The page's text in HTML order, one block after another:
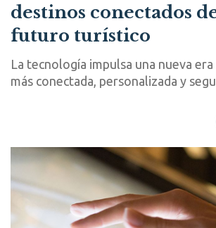
destinos conectados
futuro turístico
La tecnología impulsa una nueva
más conectada, personalizada y